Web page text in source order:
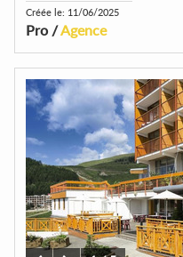
Créée le: 11/06/2025
Pro /Agence